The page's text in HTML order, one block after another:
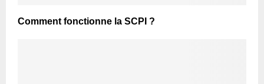
Comment fonctionne la SCPI ?